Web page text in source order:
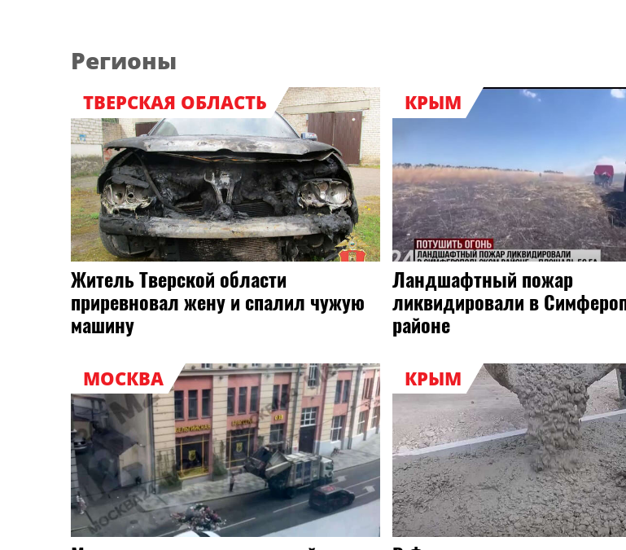
Регионы
ТВЕРСКАЯ ОБЛАСТЬ
Житель Тверской области
приревновал жену и спалил чужую
машину
КРЫМ
Ландшафтный пожар
ликвидировали в
районе
МОСКВА КРЫМ